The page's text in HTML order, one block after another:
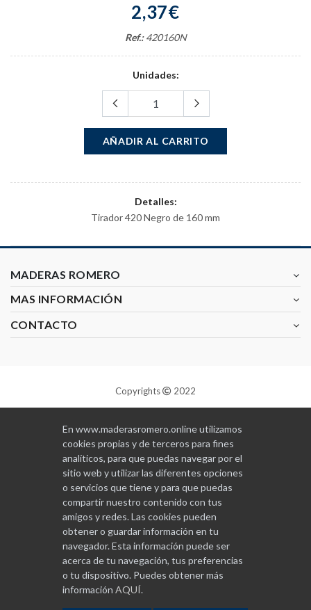
2,37€
Ref.: 420160N
Unidades:
AÑADIR AL CARRITO
Detalles:
Tirador 420 Negro de 160 mm
MADERAS ROMERO
MAS INFORMACIÓN
CONTACTO
Copyrights 2022
Diseñado y programado porGABALA
En www.maderasromero.online utilizamos
cookies propias y de terceros para fines
analíticos, para que puedas navegar por el
sitio web y utilizar las diferentes opciones
o servicios que tiene y para que puedas
compartir nuestro contenido con tus
amigos y redes. Las cookies pueden
obtener o guardar información en tu
navegador. Esta información puede ser
acerca de tu navegación, tus preferencias
o tu dispositivo. Puedes obtener más
información AQUÍ.